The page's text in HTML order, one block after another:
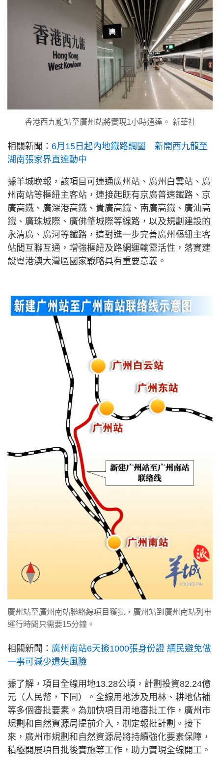
香港西九龍站至廣州站將實現1小時通達。 新華社
相關新聞： 6月15日起內地鐵路調圖 新開西九龍至
湖南張家界直達動中
據羊城晚報，該項目可連通廣州站、廣州白雲站、廣
州南站等樞紐主客站，連接起既有京廣普速鐵路、京
廣高鐵、廣深港高鐵、貴廣高鐵、南廣高鐵、廣汕高
鐵、廣珠城際、廣佛肇城際等線路，以及規劃建設的
永清廣、廣河等鐵路，這對進一步完善廣州樞紐主客
站間互聯互通，增強樞紐及路網運輸靈活性，落實建
設粵港澳大灣區國家戰略具有重要意義。
廣州站至廣州南站聯絡線項目獲批，廣州站到廣州南站列車
運行時間只需要15分鐘。
相關新聞： 廣州南站6天撿1000張身份證 網民避免做
一事可減少遺失風險
據了解，項目全線用地13.28公頃，計劃投資82.24億
元（人民幣，下同）。全線用地涉及用林、耕地佔補
等多個審批要素。為加快項目用地審批工作，廣州市
規劃和自然資源局提前介入，制定報批計劃。接下
來，廣州市規劃和自然資源局將持續強化要素保障，
積極開展項目批後實施等工作，助力實現全線開工。